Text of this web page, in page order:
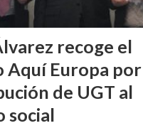
recoge el
Aquí Europa
de UGT al
social